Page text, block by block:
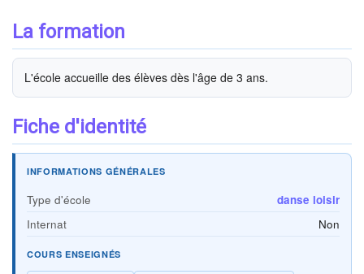
La formation
L'école accueille des élèves dès l'âge de 3 ans.
Fiche d'identité
INFORMATIONS GÉNÉRALES
Type d'école
danse loisir
Internat
Non
COURS ENSEIGNÉS